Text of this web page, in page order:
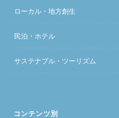
ローカル・地方創生
民泊・ホテル
サステナブル・ツーリズム
コンテンツ別